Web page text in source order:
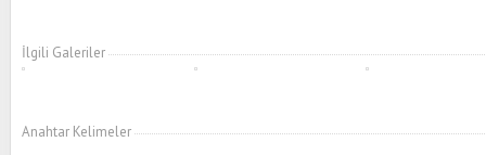
İlgili Galeriler
Anahtar Kelimeler